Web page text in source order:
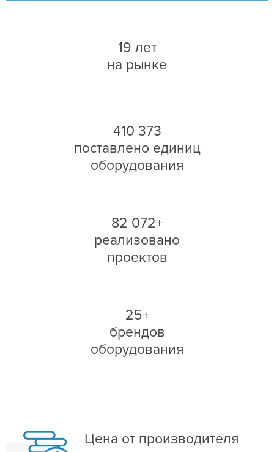
19 лет
на рынке
410 373
поставлено единиц
оборудования
82 072+
реализовано
проектов
25+
брендов
оборудования
Цена от производителя